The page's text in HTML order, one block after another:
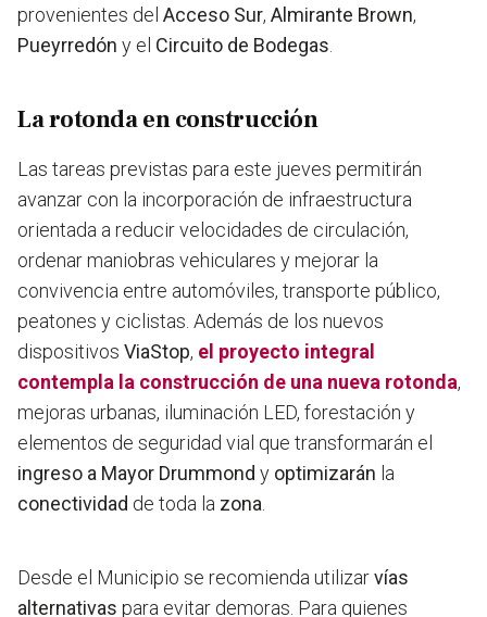
provenientes del Acceso Sur, Almirante Brown,
Pueyrredón y el Circuito de Bodegas
La rotonda en construcción
Las tareas previstas para este jueves permitirán
avanzar con la incorporación de infraestructura
orientada a reducir velocidades de circulación,
ordenar maniobras vehiculares y mejorar la
convivencia entre automóviles, transporte público,
peatones y ciclistas. Además de los nuevos
dispositivos ViaStop, el proyecto integral
contempla la construcción de una nueva rotonda,
mejoras urbanas, iluminación LED, forestación y
elementos de seguridad vial que transformarán el
ingreso a Mayor Drummond y optimizarán la
conectividad de toda la zona
Desde el Municipio se recomienda utilizarvías
alternativas para evitar demoras. Para quienes